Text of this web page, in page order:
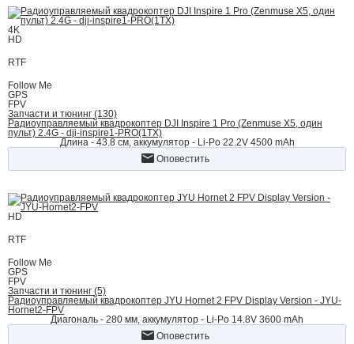
4K
HD
RTF
Follow Me
GPS
FPV
Запчасти и тюнинг (130)
Радиоуправляемый квадрокоптер DJI Inspire 1 Pro (Zenmuse X5, один
пульт) 2.4G - dji-inspire1-PRO(1TX)
Длина - 43.8 см, аккумулятор - Li-Po 22.2V 4500 mAh
Оповестить
HD
RTF
Follow Me
GPS
FPV
Запчасти и тюнинг (5)
Радиоуправляемый квадрокоптер JYU Hornet 2 FPV Display Version - JYU-
Hornet2-FPV
Диагональ - 280 мм, аккумулятор - Li-Po 14.8V 3600 mAh
Оповестить